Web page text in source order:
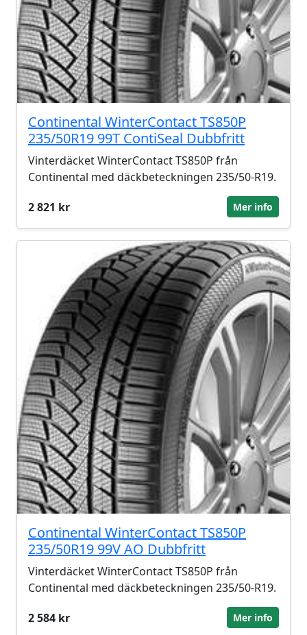
Continental WinterContact TS850P
235/50R19 99T ContiSeal Dubbfritt
Vinterdäcket WinterContact TS850P från
Continental med däckbeteckningen 235/50-R19.
2 821 kr
Mer info
Continental WinterContact TS850P
235/50R19 99V AO Dubbfritt
Vinterdäcket WinterContact TS850P från
Continental med däckbeteckningen 235/50-R19.
2 584 kr
Mer info